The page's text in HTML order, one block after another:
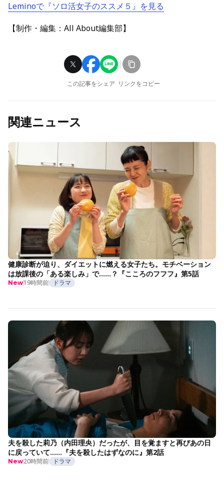
Leminoで『ソロ活女子のススメ５』を見る
【制作・編集：All About編集部】
この記事をシェア リンクをコピー
関連ニュース
健康診断が迫り、ダイエットに燃える女子たち。モチベーション
は放課後の「ある楽しみ」で……？『こころのフフフ』第5話
New19時間前 ドラマ
夫を殺した莉乃（内田理央）だったが、目を覚ますと再びあの日
に戻っていて……『夫を殺したはずなのに』第2話
New20時間前 ドラマ